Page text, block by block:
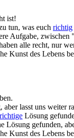
ist!
tun, was euch richtig
Aufgabe, zwischen "
alle recht, nur
Kunst des Lebens
aber lasst uns weiter
richtige Lösung
Lösung gefunden,
Kunst des Lebens